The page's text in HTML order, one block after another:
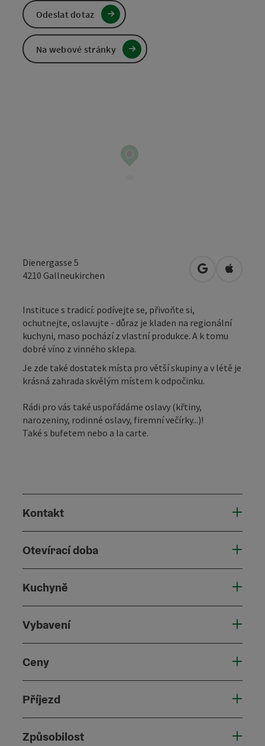
Dienergasse 5
4210 Gallneukirchen Otevřít vOtevřít
Instituce s tradicí: podívejte se, přivoňte si,
ochutnejte, oslavujte - důraz je kladen na regionální
kuchyni, maso pochází z vlastní produkce. A k tomu
dobré víno z vinného sklepa.
Je zde také dostatek místa pro větší skupiny a v létě je
krásná zahrada skvělým místem k odpočinku.
Rádi pro vás také uspořádáme oslavy (křtiny,
narozeniny, rodinné oslavy, firemní večírky...)!
Také s bufetem nebo a la carte.
Kontakt
Otevírací doba
Kuchyně
Vybavení
Ceny
Příjezd
Způsobilost
Odeslat dotaz
Na webové stránky